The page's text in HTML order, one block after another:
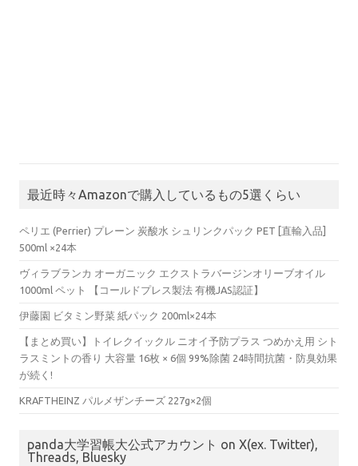
最近時々Amazonで購入しているもの5選くらい
ペリエ (Perrier) プレーン 炭酸水 シュリンクパック PET [直輸入品]
500ml ×24本
ヴィラブランカ オーガニック エクストラバージンオリーブオイル
1000ml ペット 【コールドプレス製法 有機JAS認証】
伊藤園 ビタミン野菜 紙パック 200ml×24本
【まとめ買い】トイレクイックル ニオイ予防プラス つめかえ用 シト
ラスミントの香り 大容量 16枚 × 6個 99%除菌 24時間抗菌・防臭効果
が続く!
KRAFTHEINZ パルメザンチーズ 227g×2個
panda大学習帳大公式アカウント on X(ex. Twitter),
Threads, Bluesky